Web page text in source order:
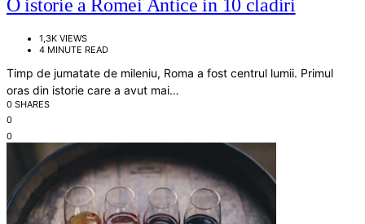
O istorie a Romei Antice in 10 cladiri
1,3K VIEWS
4 MINUTE READ
Timp de jumatate de mileniu, Roma a fost centrul lumii. Primul
oras din istorie care a avut mai…
0 SHARES
0
0